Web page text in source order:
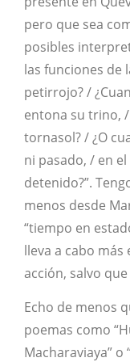
pero que sea
posibles
las funciones de
petirrojo? /
entona su trino,
tornasol? / ¿O
ni pasado, / en
detenido?”.
menos desde
“tiempo en
lleva a cabo
acción, salvo
Echo de menos
poemas como
Macharaviaya” o